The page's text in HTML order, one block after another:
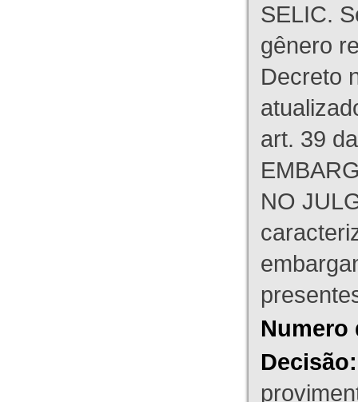
SELIC.
gênero
Decreto
art. 39
NO
Numero
Decisão: